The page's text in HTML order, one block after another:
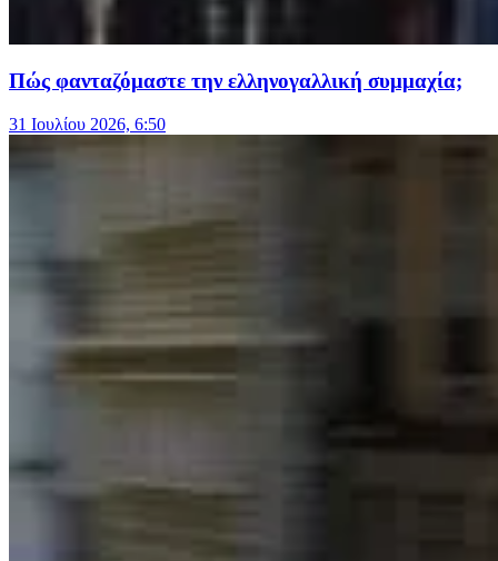
Πώς φανταζόμαστε την ελληνογαλλική συμμαχία;
31 Ιουλίου 2026, 6:50